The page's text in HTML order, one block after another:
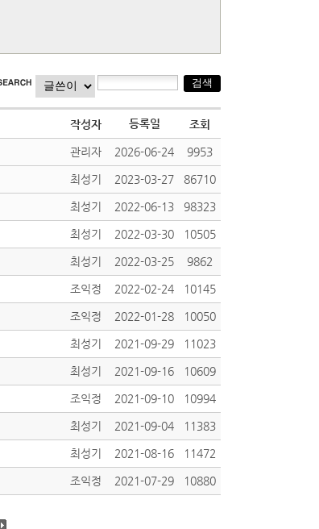
작성자 등록일 조회
관리자 2026-06-24 9953
최성기 2023-03-27 86710
최성기 2022-06-13 98323
최성기 2022-03-30 10505
최성기 2022-03-25 9862
조익정 2022-02-24 10145
조익정 2022-01-28 10050
최성기 2021-09-29 11023
최성기 2021-09-16 10609
조익정 2021-09-10 10994
최성기 2021-09-04 11383
최성기 2021-08-16 11472
조익정 2021-07-29 10880